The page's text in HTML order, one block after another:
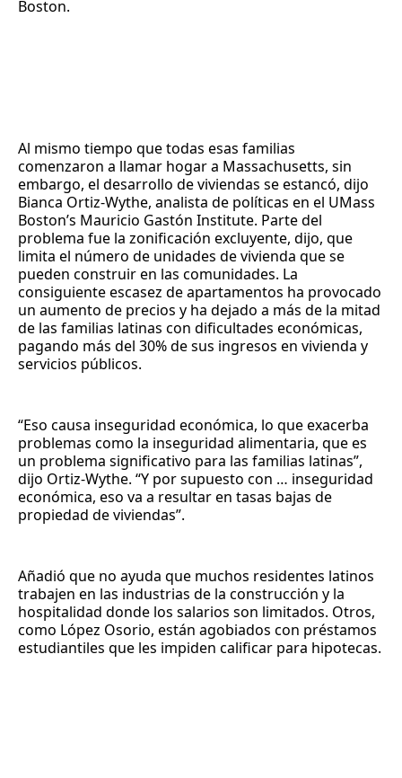
Boston.
Al mismo tiempo que todas esas familias
comenzaron a llamar hogar a Massachusetts, sin
embargo, el desarrollo de viviendas se estancó, dijo
Bianca Ortiz-Wythe, analista de políticas en el UMass
Boston’s Mauricio Gastón Institute. Parte del
problema fue la zonificación excluyente, dijo, que
limita el número de unidades de vivienda que se
pueden construir en las comunidades. La
consiguiente escasez de apartamentos ha provocado
un aumento de precios y ha dejado a más de la mitad
de las familias latinas con dificultades económicas,
pagando más del 30% de sus ingresos en vivienda y
servicios públicos.
“Eso causa inseguridad económica, lo que exacerba
problemas como la inseguridad alimentaria, que es
un problema significativo para las familias latinas”,
dijo Ortiz-Wythe. “Y por supuesto con … inseguridad
económica, eso va a resultar en tasas bajas de
propiedad de viviendas”.
Añadió que no ayuda que muchos residentes latinos
trabajen en las industrias de la construcción y la
hospitalidad donde los salarios son limitados. Otros,
como López Osorio, están agobiados con préstamos
estudiantiles que les impiden calificar para hipotecas.